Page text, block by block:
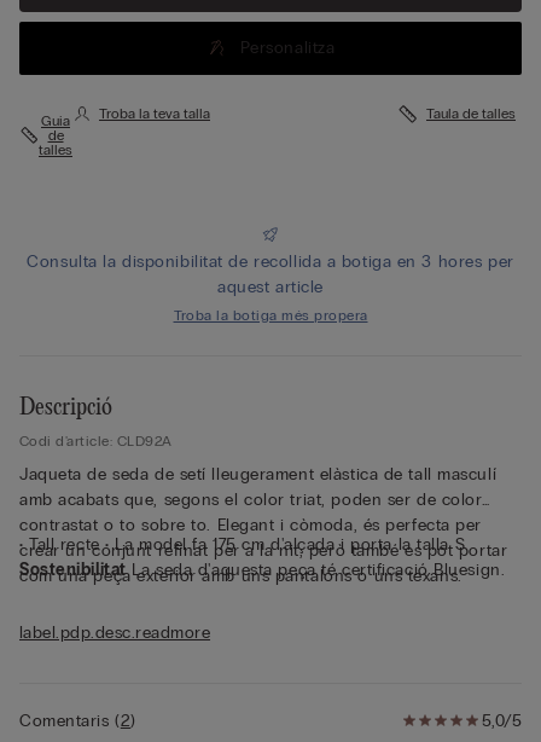
Personalitza
Guia
de
talles
Troba la teva talla Taula de talles
Consulta la disponibilitat de recollida a botiga en 3 hores per
aquest article
Troba la botiga més propera
Descripció
Codi d'article: CLD92A
Jaqueta de seda de setí lleugerament elàstica de tall masculí
amb acabats que, segons el color triat, poden ser de color
contrastat o to sobre to. Elegant i còmoda, és perfecta per
crear un conjunt refinat per a la nit, però també es pot portar
com una peça exterior amb uns pantalons o uns texans.
• Tall recte • La model fa 175 cm d'alçada i porta la talla S
SostenibilitatLa seda d'aquesta peça té certificació Bluesign.
label.pdp.desc.readmore
5,0/5
Comentaris(2)